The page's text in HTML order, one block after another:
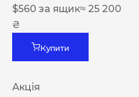
$560 за ящик≈ 25 200
₴
Купити
Акція